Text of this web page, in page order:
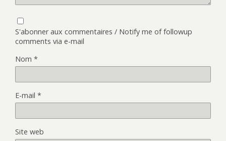
S'abonner aux commentaires / Notify me of followup
comments via e-mail
Nom *
E-mail *
Site web